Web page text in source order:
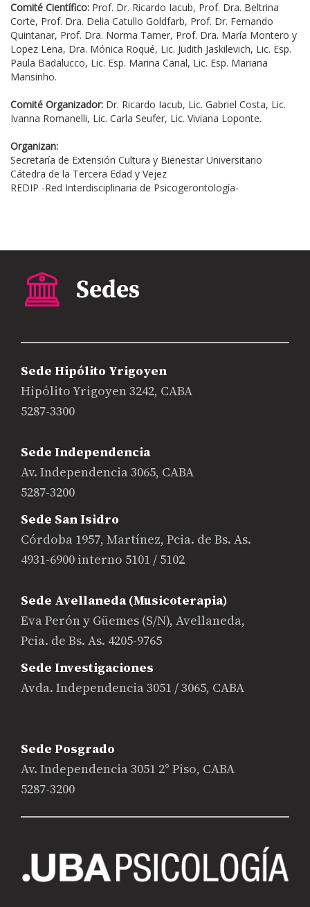
Comité Científico: Prof. Dr. Ricardo Iacub, Prof. Dra. Beltrina
Corte, Prof. Dra. Delia Catullo Goldfarb, Prof. Dr. Fernando
Quintanar, Prof. Dra. Norma Tamer, Prof. Dra. María Montero y
Lopez Lena, Dra. Mónica Roqué, Lic. Judith Jaskilevich, Lic. Esp.
Paula Badalucco, Lic. Esp. Marina Canal, Lic. Esp. Mariana
Mansinho.
Comité Organizador: Dr. Ricardo Iacub, Lic. Gabriel Costa, Lic.
Ivanna Romanelli, Lic. Carla Seufer, Lic. Viviana Loponte.
Organizan:
Secretaría de Extensión Cultura y Bienestar Universitario
Cátedra de la Tercera Edad y Vejez
REDIP -Red Interdisciplinaria de Psicogerontología-
Sede Hipólito Yrigoyen
Hipólito Yrigoyen 3242, CABA
5287-3300
Sede Independencia
Av. Independencia 3065, CABA
5287-3200
Sede San Isidro
Córdoba 1957, Martínez, Pcia. de Bs. As.
4931-6900 interno 5101 / 5102
Sede Avellaneda (Musicoterapia)
Eva Perón y Güemes (S/N), Avellaneda,
Pcia. de Bs. As. 4205-9765
Sede Investigaciones
Avda. Independencia 3051 / 3065, CABA
Sede Posgrado
Av. Independencia 3051 2° Piso, CABA
5287-3200